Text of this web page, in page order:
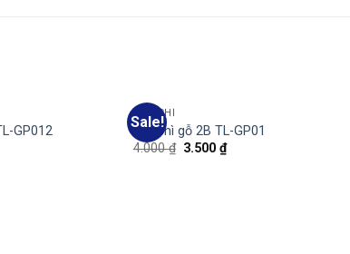
GP012
Sale!
BÚT CHÌ
Bút chì gỗ 2B TL-GP01
4.000₫ 3.500₫